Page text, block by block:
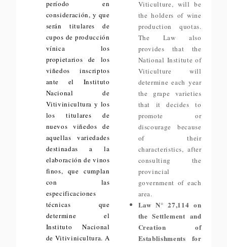
período en
consideración, y que
serán titulares de
cupos de producción
vínica los
propietarios de los
viñedos inscriptos
ante el Instituto
Nacional de
Vitivinicultura y los
los titulares de
nuevos viñedos de
aquellas variedades
destinadas a la
elaboración de vinos
finos, que cumplan
con las
especificaciones
técnicas que
determine el
Instituto Nacional
de Vitivinicultura. A
Viticulture, will be
the holders of wine
production quotas.
The Law also
provides that the
National Institute of
Viticulture will
determine each year
the grape varieties
that it decides to
promote or
discourage because
of their
characteristics, after
consulting the
provincial
government of each
area.
Law N° 27,114 on
the Settlement and
Creation of
Establishments for